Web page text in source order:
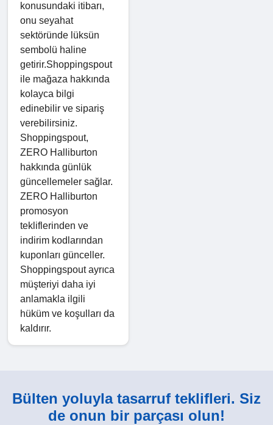
konusundaki itibarı,
onu seyahat
sektöründe lüksün
sembolü haline
getirir.Shoppingspout
ile mağaza hakkında
kolayca bilgi
edinebilir ve sipariş
verebilirsiniz.
Shoppingspout,
ZERO Halliburton
hakkında günlük
güncellemeler sağlar.
ZERO Halliburton
promosyon
tekliflerinden ve
indirim kodlarından
kuponları günceller.
Shoppingspout ayrıca
müşteriyi daha iyi
anlamakla ilgili
hüküm ve koşulları da
kaldırır.
Bülten yoluyla tasarruf teklifleri. Siz
de onun bir parçası olun!